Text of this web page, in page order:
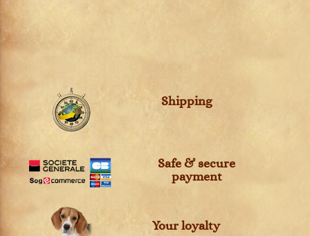
Shipping
Safe & secure
payment
Your loyalty